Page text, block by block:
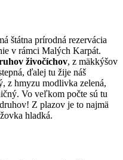
štátna prírodná rezervácia
v rámci Malých Karpát.
živočíchov, z mäkkýšov
ďalej tu žije náš
z hmyzu modlivka zelená,
Vo veľkom počte sú tu
Z plazov je to najmä
hladká.